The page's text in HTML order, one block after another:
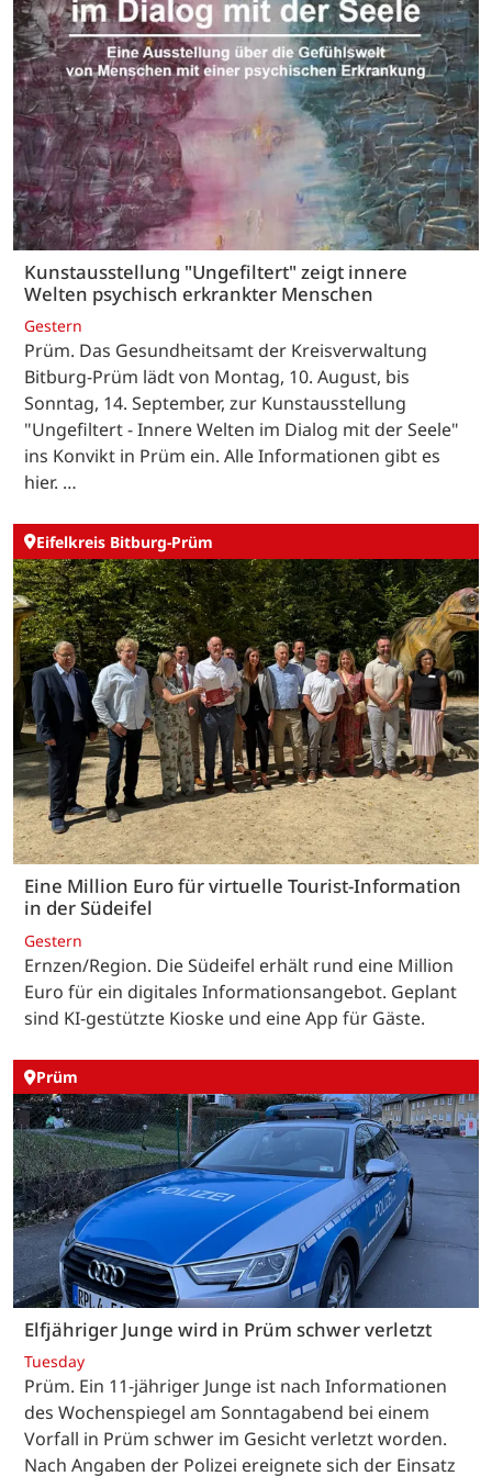
Kunstausstellung "Ungefiltert" zeigt innere
Welten psychisch erkrankter Menschen
Gestern
Prüm. Das Gesundheitsamt der Kreisverwaltung
Bitburg-Prüm lädt von Montag, 10. August, bis
Sonntag, 14. September, zur Kunstausstellung
"Ungefiltert - Innere Welten im Dialog mit der Seele"
ins Konvikt in Prüm ein. Alle Informationen gibt es
hier. …
Eifelkreis Bitburg-Prüm
Eine Million Euro für virtuelle Tourist-Information
in der Südeifel
Gestern
Ernzen/Region. Die Südeifel erhält rund eine Million
Euro für ein digitales Informationsangebot. Geplant
sind KI-gestützte Kioske und eine App für Gäste.
Prüm
Elfjähriger Junge wird in Prüm schwer verletzt
Tuesday
Prüm. Ein 11-jähriger Junge ist nach Informationen
des Wochenspiegel am Sonntagabend bei einem
Vorfall in Prüm schwer im Gesicht verletzt worden.
Nach Angaben der Polizei ereignete sich der Einsatz